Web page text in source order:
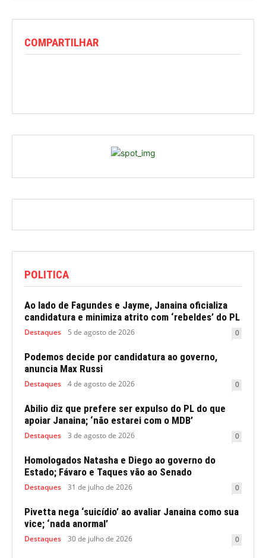
COMPARTILHAR
POLITICA
Ao lado de Fagundes e Jayme, Janaina oficializa
candidatura e minimiza atrito com ‘rebeldes’ do PL
Destaques 5 de agosto de 2026 0
Podemos decide por candidatura ao governo,
anuncia Max Russi
Destaques 4 de agosto de 2026 0
Abilio diz que prefere ser expulso do PL do que
apoiar Janaina; ‘não estarei com o MDB’
Destaques 3 de agosto de 2026 0
Homologados Natasha e Diego ao governo do
Estado; Fávaro e Taques vão ao Senado
Destaques 31 de julho de 2026 0
Pivetta nega ‘suicídio’ ao avaliar Janaina como sua
vice; ‘nada anormal’
Destaques 30 de julho de 2026 0